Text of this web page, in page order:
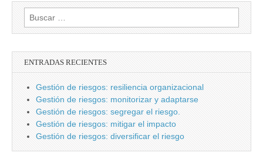
Buscar:
ENTRADAS RECIENTES
Gestión de riesgos: resiliencia organizacional
Gestión de riesgos: monitorizar y adaptarse
Gestión de riesgos: segregar el riesgo.
Gestión de riesgos: mitigar el impacto
Gestión de riesgos: diversificar el riesgo